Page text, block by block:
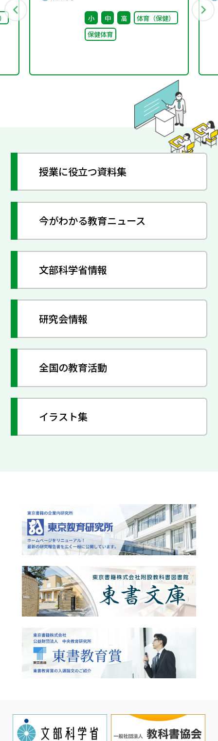
キンググループ（第4
回） 配付資料
小 中 高
体育（保健）
保健体育
授業に役立つ資料集
今がわかる教育ニュース
文部科学省情報
研究会情報
全国の教育活動
イラスト集